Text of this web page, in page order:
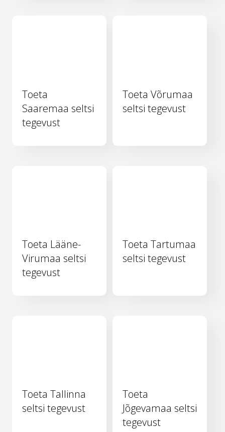
Toeta
Saaremaa seltsi
tegevust
Toeta Võrumaa
seltsi tegevust
Toeta Lääne-
Virumaa seltsi
tegevust
Toeta Tartumaa
seltsi tegevust
Toeta Tallinna
seltsi tegevust
Toeta
Jõgevamaa seltsi
tegevust